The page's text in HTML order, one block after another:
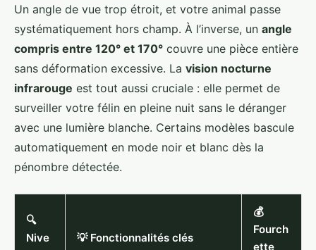
Un angle de vue trop étroit, et votre animal passe
systématiquement hors champ. À l’inverse, un angle
compris entre 120° et 170° couvre une pièce entière
sans déformation excessive. La vision nocturne
infrarouge est tout aussi cruciale : elle permet de
surveiller votre félin en pleine nuit sans le déranger
avec une lumière blanche. Certains modèles bascule
automatiquement en mode noir et blanc dès la
pénombre détectée.
🔍
Nive
💡 Fonctionnalités clés
💰
Fourch
ette